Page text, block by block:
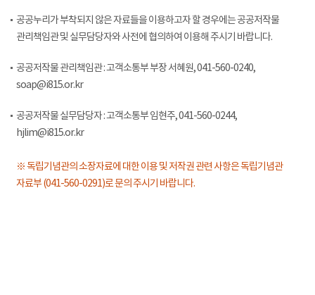
공공누리가 부착되지 않은 자료들을 이용하고자 할 경우에는 공공저작물
관리책임관 및 실무담당자와 사전에 협의하여 이용해 주시기 바랍니다.
공공저작물 관리책임관 : 고객소통부 부장 서혜원, 041-560-0240,
soap@i815.or.kr
공공저작물 실무담당자 : 고객소통부 임현주, 041-560-0244,
hjlim@i815.or.kr
※ 독립기념관의 소장자료에 대한 이용 및 저작권 관련 사항은 독립기념관
자료부 (041-560-0291)로 문의 주시기 바랍니다.